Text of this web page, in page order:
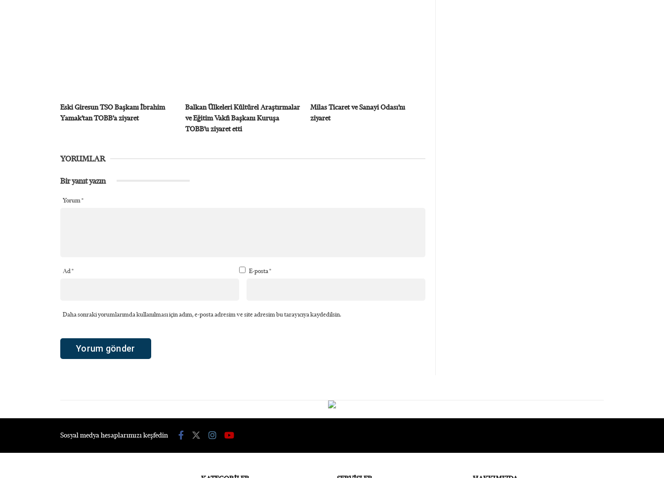
Eski Giresun TSO Başkanı İbrahim
Yamak’tan TOBB’a ziyaret
Balkan Ülkeleri Kültürel Araştırmalar
ve Eğitim Vakfı Başkanı Kuruşa
TOBB’u ziyaret etti
Milas Ticaret ve Sanayi Odası’nı
ziyaret
YORUMLAR
Bir yanıt yazın
Yorum*
Ad* E-posta*
Daha sonraki yorumlarımda kullanılması için adım, e-posta adresim ve site adresim bu tarayıcıya kaydedilsin.
Sosyal medya hesaplarımızı keşfedin